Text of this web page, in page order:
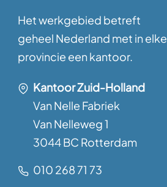
Het werkgebied betreft
geheel Nederland met in elke
provincie een kantoor.
Kantoor Zuid-Holland
Van Nelle Fabriek
Van Nelleweg 1
3044 BC Rotterdam
010 268 71 73